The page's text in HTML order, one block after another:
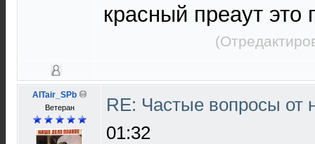
красный преаут это
AlTair_SPb
Ветеран
RE: Частые вопросы от
01:32